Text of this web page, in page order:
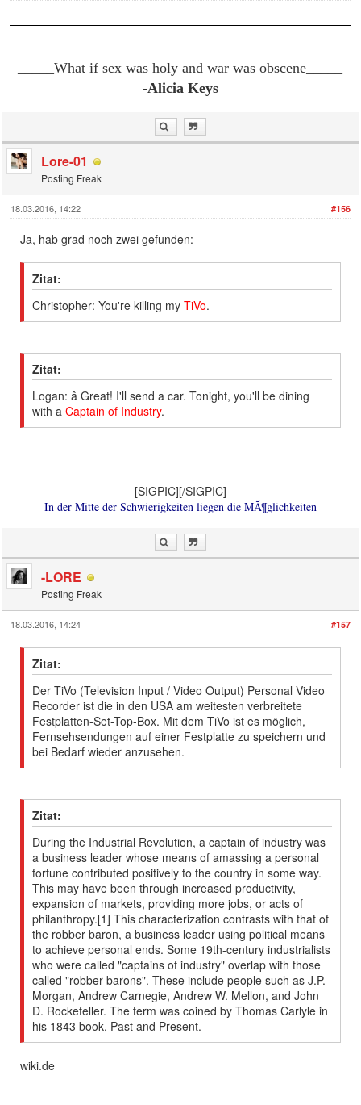
_____What if sex was holy and war was obscene
-Alicia Keys
Lore-01
Posting Freak
#156
18.03.2016, 14:22
Ja, hab grad noch zwei gefunden:
Zitat:
Christopher: You're killing myTiVo.
Zitat:
Logan: â Great! I'll send a car. Tonight, you'll be dining
with aCaptain of Industry.
[SIGPIC][/SIGPIC]
In der Mitte der Schwierigkeiten liegen die MÃ¶glichkeiten
-LORE
Posting Freak
#157
18.03.2016, 14:24
Zitat:
Der TiVo (Television Input / Video Output) Personal Video
Recorder ist die in den USA am weitesten verbreitete
Festplatten-Set-Top-Box. Mit dem TiVo ist es möglich,
Fernsehsendungen auf einer Festplatte zu speichern und
bei Bedarf wieder anzusehen.
Zitat:
During the Industrial Revolution, a captain of industry was
a business leader whose means of amassing a personal
fortune contributed positively to the country in some way.
This may have been through increased productivity,
expansion of markets, providing more jobs, or acts of
philanthropy.[1] This characterization contrasts with that of
the robber baron, a business leader using political means
to achieve personal ends. Some 19th-century industrialists
who were called "captains of industry" overlap with those
called "robber barons". These include people such as J.P.
Morgan, Andrew Carnegie, Andrew W. Mellon, and John
D. Rockefeller. The term was coined by Thomas Carlyle in
his 1843 book, Past and Present.
wiki.de